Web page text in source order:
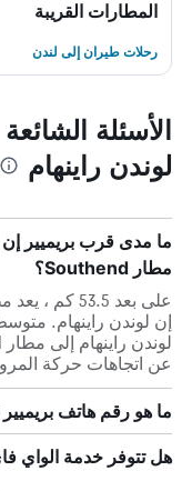
المطارات القريبة
رحلات طيران إلى لندن
الأسئلة
لوندن راينهام
ما مدى قرب بريميير
مطار Southend؟
إن لوندن راينهام.
عن اتجاهات حركة
ما هو رقم هاتف بريميير
هل تتوفر خدمة الواي